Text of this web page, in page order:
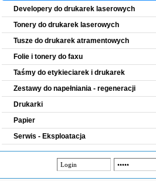
Developery do drukarek laserowych
Tonery do drukarek laserowych
Tusze do drukarek atramentowych
Folie i tonery do faxu
Taśmy do etykieciarek i drukarek
Zestawy do napełniania - regeneracji
Drukarki
Papier
Serwis - Eksploatacja